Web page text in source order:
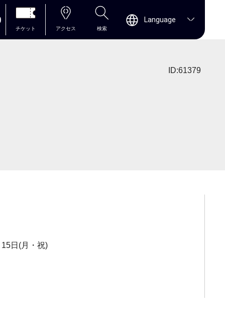
チケット アクセス 検索
Language
ID:61379
日(月・祝)